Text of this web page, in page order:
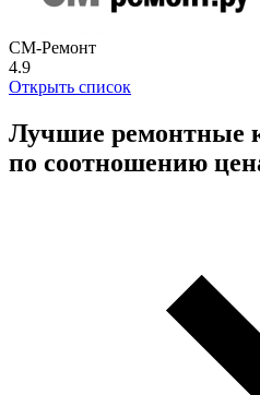
СМ-Ремонт
4.9
Открыть список
Лучшие ремонтные
по соотношению